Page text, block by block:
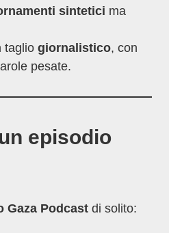
sintetici ma
taglio giornalistico, con
pesate.
episodio
Gaza Podcast di solito: